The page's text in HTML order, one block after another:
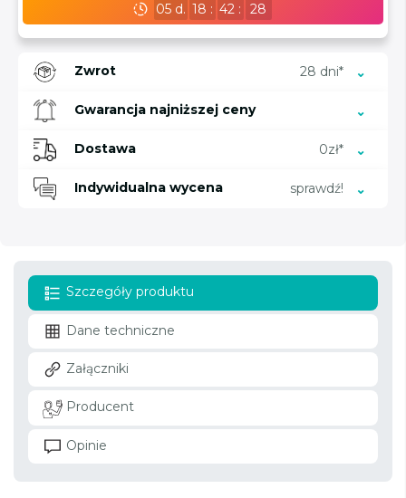
05d. 18 : 42 : 27
Zwrot 28 dni*
Gwarancja najniższej ceny
Dostawa 0zł*
Indywidualna wycena sprawdź!
Szczegóły produktu
Dane techniczne
Załączniki
Producent
Opinie